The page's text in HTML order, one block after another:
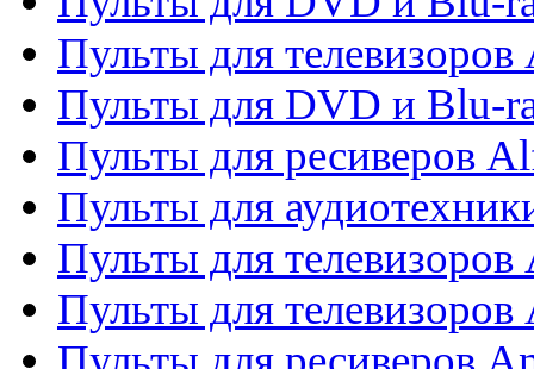
Пульты для
Пульты для DVD и Blu-
Пульты для ресиверов
Пульты для
Пульты для
Пульты для